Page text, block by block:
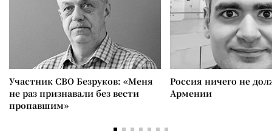
Участник СВО Безруков: «Меня
не раз признавали без вести
пропавшим»
Россия ничего не
Армении